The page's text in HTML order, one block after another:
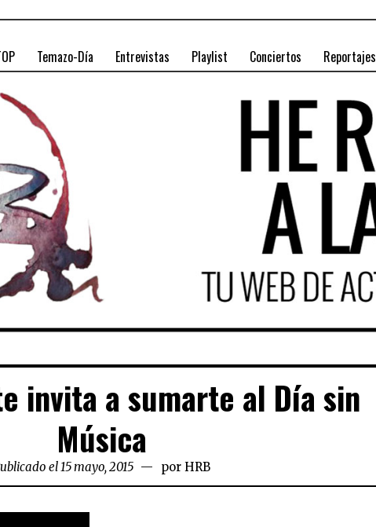
Temazo-Día Entrevistas Playlist Conciertos Reportajes
invita a sumarte al Día sin
Música
el 15 mayo, 2015 por HRB